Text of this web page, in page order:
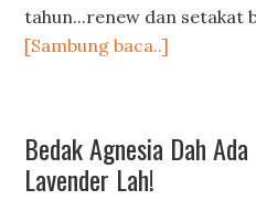
tahun...renew dan setakat
[Sambung baca..]
Bedak Agnesia Dah
Lavender Lah!